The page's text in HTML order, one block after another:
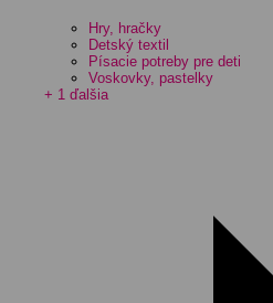
Hry, hračky
Detský textil
Písacie potreby pre deti
Voskovky, pastelky
+ 1 ďalšia